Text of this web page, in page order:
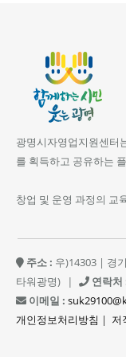
광명시자영업지원센터
를 획득하고 공유하는
창업 및 운영 과정의 교
주소 : 우)14303 | 경
타워광명)
| 연락처
이메일 :
개인정보처리방침 | 저